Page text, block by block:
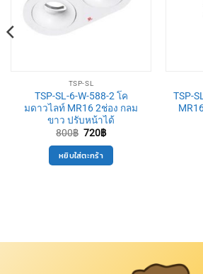
TSP-SL
TSP-SL-6-W-588-2 โค
มดาวไลท์ MR16 2ช่อง กลม
ขาว ปรับหน้าได้
800฿ Original
was:
800฿.
720฿Current
is:
หยิบใส่ตะกร้า
TSP-